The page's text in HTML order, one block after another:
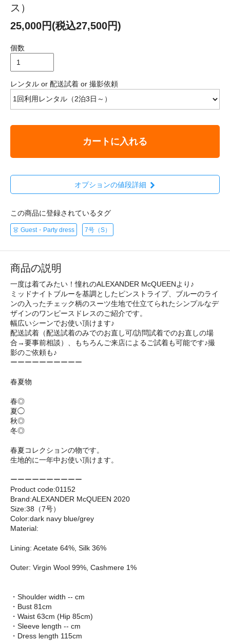
ス）
25,000円(税込27,500円)
個数
レンタル or 配送試着 or 撮影依頼
カートに入れる
オプションの値段詳細
この商品に登録されているタグ
👗 Guest・Party dress 7号（S）
商品の説明
一度は着てみたい！憧れのALEXANDER McQUEENより♪
ミッドナイトブルーを基調としたピンストライプ、ブルーのライ
ンの入ったチェック柄のスーツ生地で仕立てられたシンプルなデ
ザインのワンピースドレスのご紹介です。
幅広いシーンでお使い頂けます♪
配送試着（配送試着のみでのお直し可/訪問試着でのお直しの場
合→要事前相談）、もちろんご来店によるご試着も可能です♪撮
影のご依頼も♪
ーーーーーーーーーー
春夏物
春◎
夏◯
秋◎
冬◎
春夏コレクションの物です。
生地的に一年中お使い頂けます。
ーーーーーーーーーー
Product code:01152
Brand:ALEXANDER McQUEEN 2020
Size:38（7号）
Color:dark navy blue/grey
Material:
Lining: Acetate 64%, Silk 36%
Outer: Virgin Wool 99%, Cashmere 1%
・Shoulder width -- cm
・Bust 81cm
・Waist 63cm (Hip 85cm)
・Sleeve length -- cm
・Dress length 115cm